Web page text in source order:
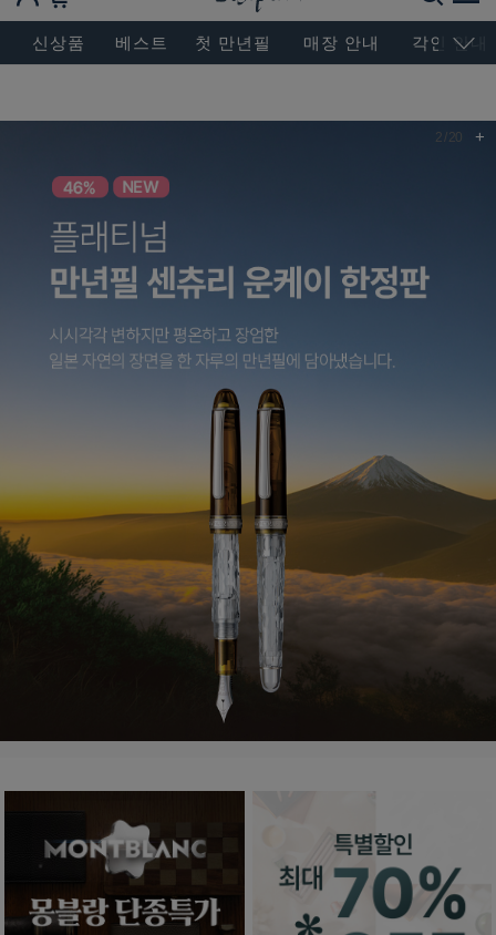
BESEN MASTERPIECE, SINCE 2004
신상품 베스트 첫 만년필 매장 안내 각인 안내
2/20 +